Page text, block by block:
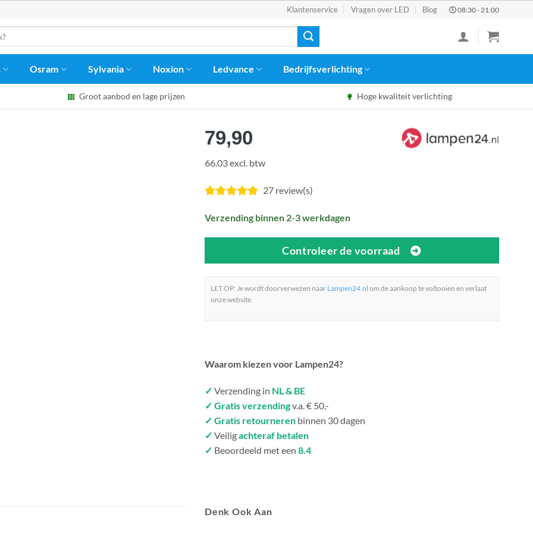
Klantenservice Vragen over LED Blog 08:30 - 21:00
Osram Sylvania Noxion Ledvance Bedrijfsverlichting
Groot aanbod en lage prijzen Hoge kwaliteit verlichting
79,90
66.03 excl. btw
27 review(s)
Verzending binnen 2-3 werkdagen
Controleer de voorraad
LET OP: Je wordt doorverwezen naar Lampen24.nl om de aankoop te voltooien en verlaat
onze website.
Waarom kiezen voor Lampen24?
✓ Verzending in NL & BE
✓ Gratis verzendingv.a. € 50,-
✓ Gratis retourneren binnen 30 dagen
✓ Veiligachteraf betalen
✓ Beoordeeld met een 8.4
Denk Ook Aan